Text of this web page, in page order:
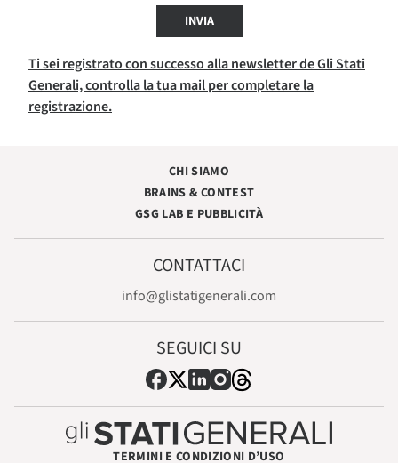
INVIA
Ti sei registrato con successo alla newsletter de Gli Stati
Generali, controlla la tua mail per completare la
registrazione.
CHI SIAMO
BRAINS & CONTEST
GSG LAB E PUBBLICITÀ
CONTATTACI
info@glistatigenerali.com
SEGUICI SU
TERMINI E CONDIZIONI D’USO